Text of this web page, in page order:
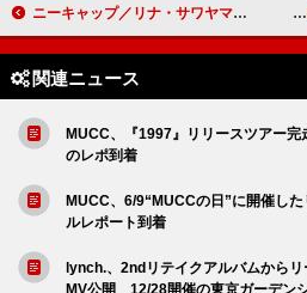
ニーキャップ／リナ・サワヤマ／マッシヴ・アタックなど400組のアーティストがイスラエルからカタログ撤去
関連ニュース
MUCC、『1997』リリースツアー
のレポ到着
MUCC、6/9“MUCCの日”に開催し
ルレポート到着
lynch.、2ndリテイクアルバムからリ
MV公開 12/28開催の東京ガーデン